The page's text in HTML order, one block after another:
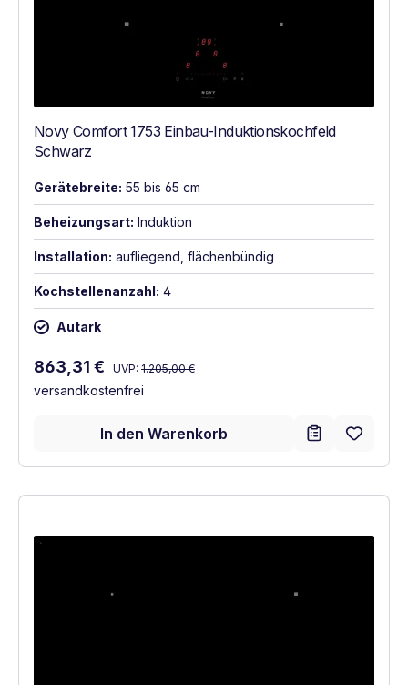
Novy Comfort 1753 Einbau-Induktionskochfeld
Schwarz
Gerätebreite: 55 bis 65 cm
Beheizungsart: Induktion
Installation: aufliegend, flächenbündig
Kochstellenanzahl: 4
Autark
Verkaufspreis:
863,31 € Regulärer Preis:
UVP: 1.205,00 €
versandkostenfrei
In den Warenkorb